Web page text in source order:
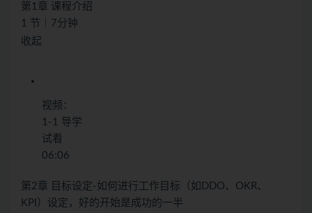
第1章 课程介绍
1 节｜7分钟
收起
视频：
1-1 导学
试看
06:06
第2章 目标设定-如何进行工作目标（如DDO、OKR、
KPI）设定，好的开始是成功的一半